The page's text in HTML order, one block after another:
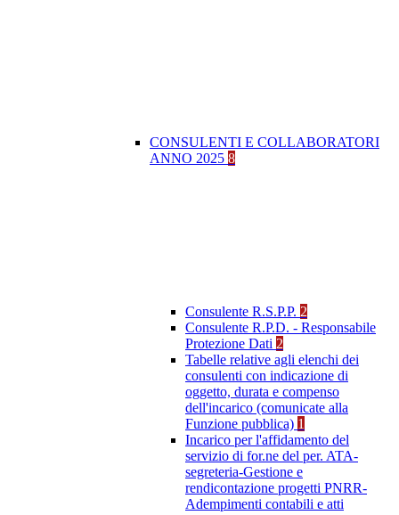
CONSULENTI E COLLABORATORI
ANNO 2025 8
Consulente R.S.P.P. 2
Consulente R.P.D. - Responsabile
Protezione Dati 2
Tabelle relative agli elenchi dei
consulenti con indicazione di
oggetto, durata e compenso
dell'incarico (comunicate alla
Funzione pubblica) 1
Incarico per l'affidamento del
servizio di for.ne del per. ATA-
segreteria-Gestione e
rendicontazione progetti PNRR-
Adempimenti contabili e atti